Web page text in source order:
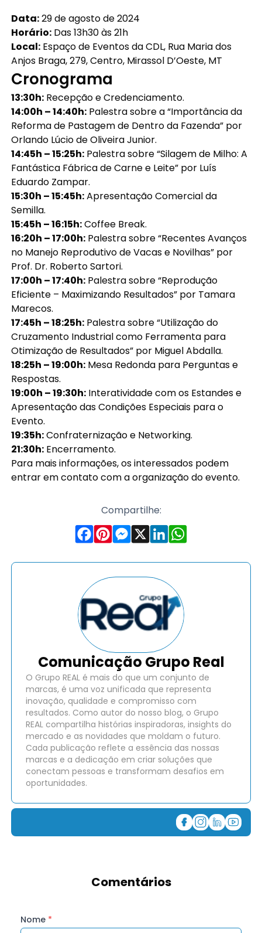
Data:29 de agosto de 2024
Horário: Das 13h30 às 21h
Local: Espaço de Eventos da CDL, Rua Maria dos
Anjos Braga, 279, Centro, Mirassol D’Oeste, MT
Cronograma
13:30h: Recepção e Credenciamento.
14:00h – 14:40h: Palestra sobre a “Importância da
Reforma de Pastagem de Dentro da Fazenda” por
Orlando Lúcio de Oliveira Junior.
14:45h – 15:25h: Palestra sobre “Silagem de Milho: A
Fantástica Fábrica de Carne e Leite” por Luís
Eduardo Zampar.
15:30h – 15:45h:Apresentação Comercial da
Semilla.
15:45h – 16:15h:Coffee Break.
16:20h – 17:00h: Palestra sobre “Recentes Avanços
no Manejo Reprodutivo de Vacas e Novilhas” por
Prof. Dr. Roberto Sartori.
17:00h – 17:40h: Palestra sobre “Reprodução
Eficiente – Maximizando Resultados” por Tamara
Marecos.
17:45h – 18:25h: Palestra sobre “Utilização do
Cruzamento Industrial como Ferramenta para
Otimização de Resultados” por Miguel Abdalla.
18:25h – 19:00h: Mesa Redonda para Perguntas e
Respostas.
19:00h – 19:30h: Interatividade com os Estandes e
Apresentação das Condições Especiais para o
Evento.
19:35h:Confraternização e Networking.
21:30h: Encerramento.
Para mais informações, os interessados podem
entrar em contato com a organização do evento.
Compartilhe:
Comunicação Grupo Real
O Grupo REAL é mais do que um conjunto de
marcas, é uma voz unificada que representa
inovação, qualidade e compromisso com
resultados. Como autor do nosso blog, o Grupo
REAL compartilha histórias inspiradoras, insights do
mercado e as novidades que moldam o futuro.
Cada publicação reflete a essência das nossas
marcas e a dedicação em criar soluções que
conectam pessoas e transformam desafios em
oportunidades.
Comentários
Nome *